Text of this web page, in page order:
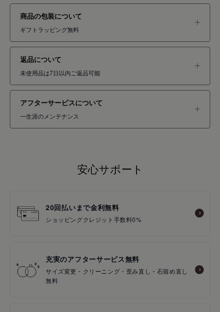
商品の包装について
ギフトラッピング無料
返品について
未使用品は7日以内ご返品可能
アフターサービスについて
一生涯のメンテナンス
安心サポート
20回払いまで金利無料
ショッピングクレジット手数料0%
充実のアフターサービス無料
サイズ変更・クリーニング・歪み直し・石留め直し
無料